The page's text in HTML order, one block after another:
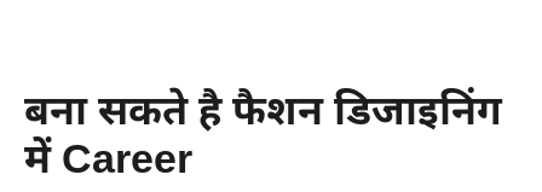
बना सकते है फैशन डिजाइनिंग
में Career